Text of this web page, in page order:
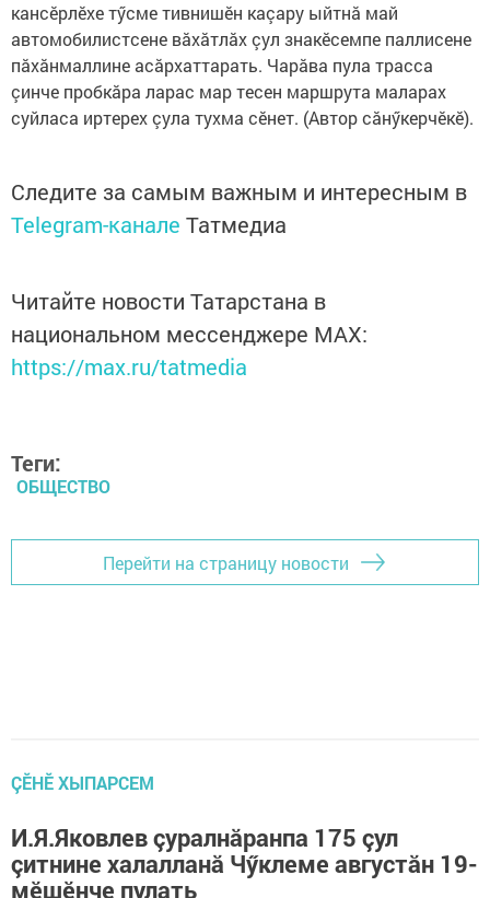
кансӗрлӗхе тӳсме тивнишӗн каçару ыйтнă май
автомобилистсене вăхăтлăх çул знакӗсемпе паллисене
пăхăнмаллине асăрхаттарать. Чарăва пула трасса
çинче пробкăра ларас мар тесен маршрута маларах
суйласа иртерех çула тухма сӗнет. (Автор сăнӳкерчӗкӗ).
Следите за самым важным и интересным в
Telegram-канале Татмедиа
Читайте новости Татарстана в
национальном мессенджере MАХ:
https://max.ru/tatmedia
Теги:
ОБЩЕСТВО
Перейти на страницу новости
ÇӖНӖ ХЫПАРСЕМ
И.Я.Яковлев çуралнăранпа 175 çул
çитнине халалланă Чӳклеме августăн 19-
мӗшӗнче пулать